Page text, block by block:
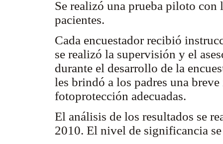
Se realizó una prueba piloto
pacientes.
Cada encuestador recibió
se realizó la supervisión y el
durante el desarrollo de la
les brindó a los padres una
fotoprotección adecuadas.
El análisis de los resultados se
2010. El nivel de significancia